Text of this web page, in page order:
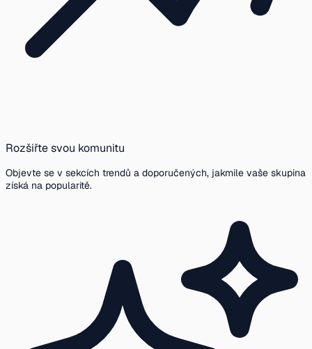
Rozšiřte svou komunitu
Objevte se v sekcích trendů a doporučených, jakmile vaše skupina
získá na popularitě.